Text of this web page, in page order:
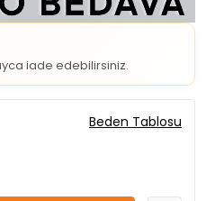
iade edebilirsiniz.